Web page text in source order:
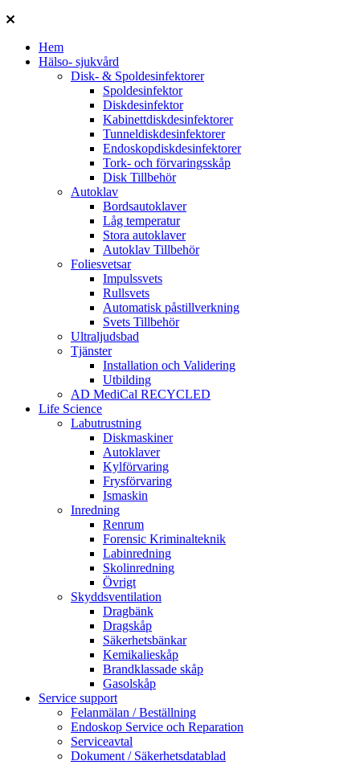
Hem
Hälso- sjukvård
Disk- & Spoldesinfektorer
Spoldesinfektor
Diskdesinfektor
Kabinettdiskdesinfektorer
Tunneldiskdesinfektorer
Endoskopdiskdesinfektorer
Tork- och förvaringsskåp
Disk Tillbehör
Autoklav
Bordsautoklaver
Låg temperatur
Stora autoklaver
Autoklav Tillbehör
Foliesvetsar
Impulssvets
Rullsvets
Automatisk påstillverkning
Svets Tillbehör
Ultraljudsbad
Tjänster
Installation och Validering
Utbilding
AD MediCal RECYCLED
Life Science
Labutrustning
Diskmaskiner
Autoklaver
Kylförvaring
Frysförvaring
Ismaskin
Inredning
Renrum
Forensic Kriminalteknik
Labinredning
Skolinredning
Övrigt
Skyddsventilation
Dragbänk
Dragskåp
Säkerhetsbänkar
Kemikalieskåp
Brandklassade skåp
Gasolskåp
Service support
Felanmälan / Beställning
Endoskop Service och Reparation
Serviceavtal
Dokument / Säkerhetsdatablad